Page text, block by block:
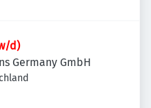
d)
Germany GmbH